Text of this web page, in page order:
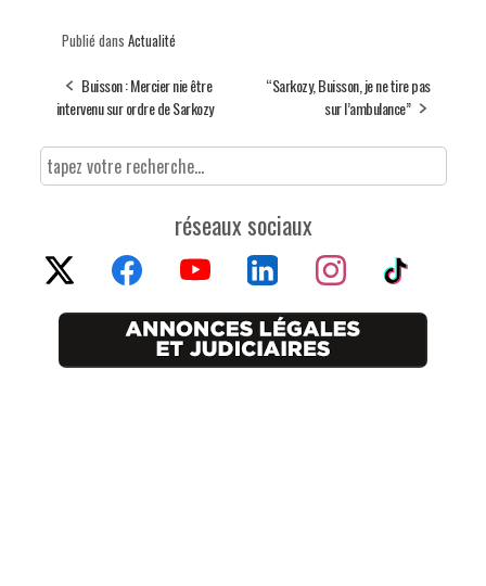
Publié dans Actualité
Buisson : Mercier nie être
intervenu sur ordre de Sarkozy
“Sarkozy, Buisson, je ne tire pas
sur l’ambulance”
réseaux sociaux